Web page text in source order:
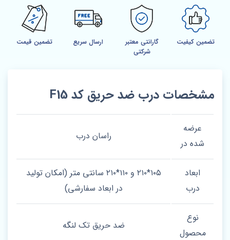
تضمین کیفیت
گارانتی معتبر
شرکتی
ارسال سریع تضمین قیمت
مشخصات درب ضد حریق کد F15
عرضه
شده در
راسان درب
ابعاد
درب
۱۰۵*۲۱۰ و ۱۱۰*۲۱۰ سانتی متر (امکان تولید
در ابعاد سفارشی)
نوع
محصول
ضد حریق تک لنگه